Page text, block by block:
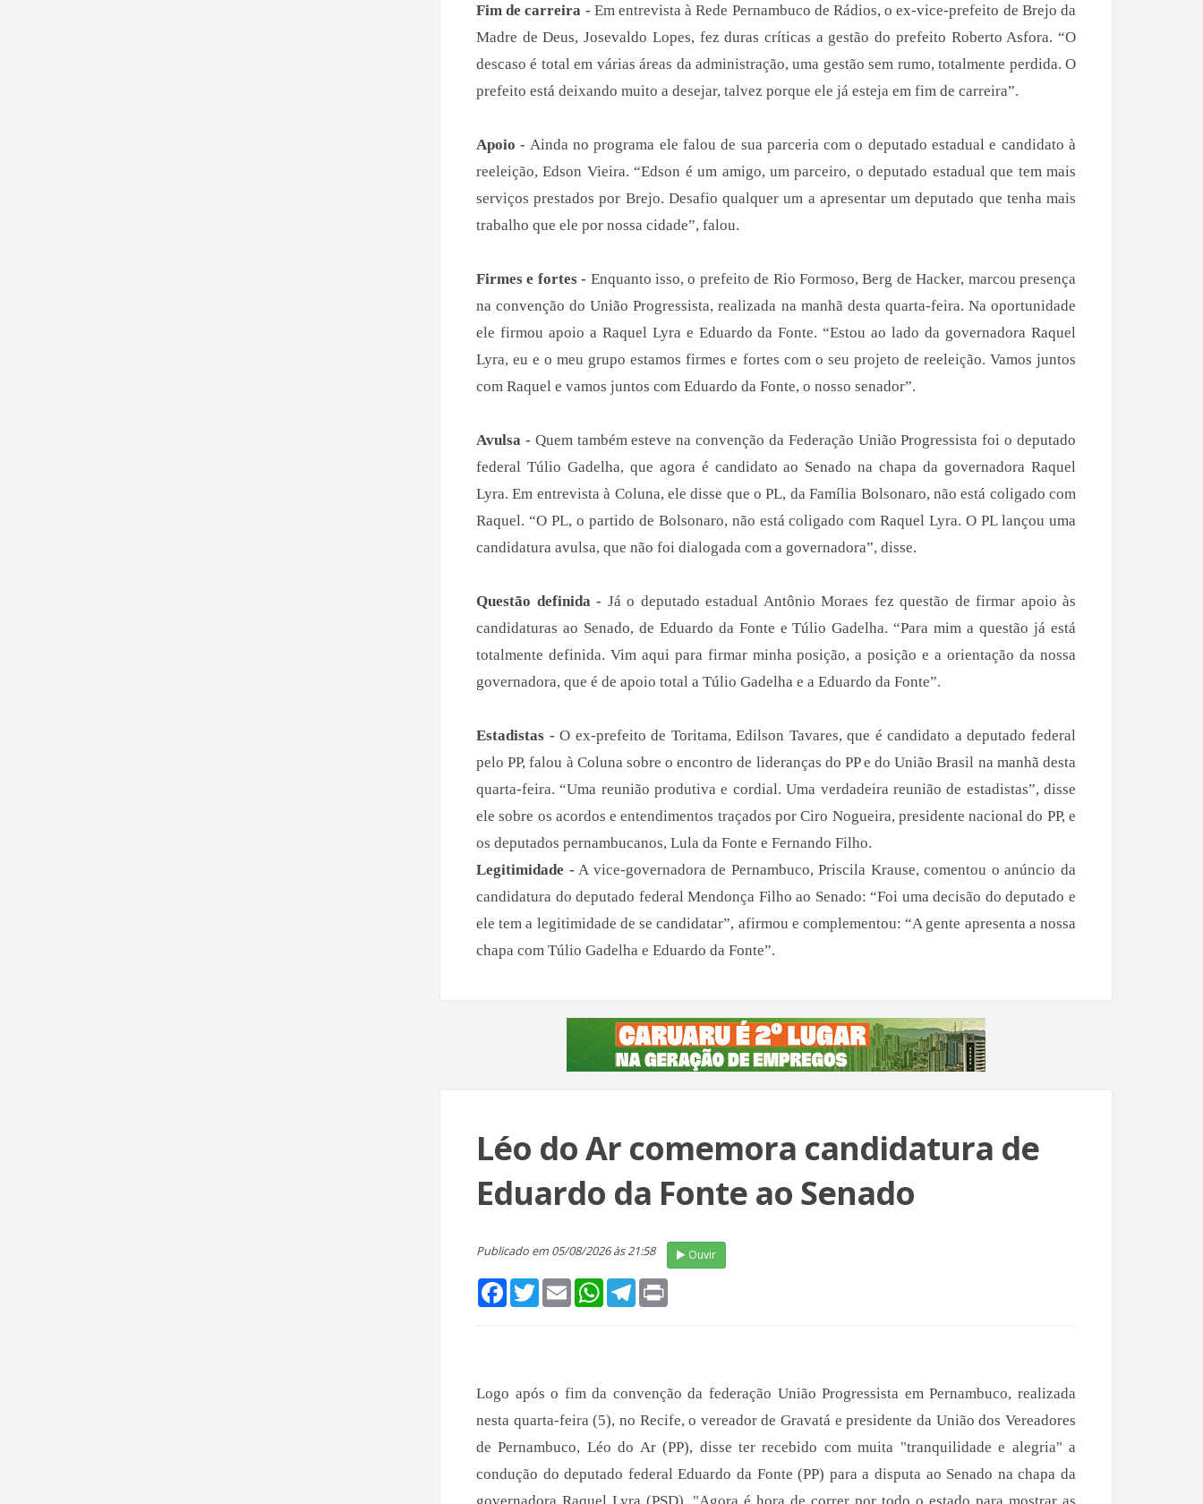
Fim de carreira - Em entrevista à Rede Pernambuco de Rádios, o ex-vice-prefeito de Brejo da
Madre de Deus, Josevaldo Lopes, fez duras críticas a gestão do prefeito Roberto Asfora. “O
descaso é total em várias áreas da administração, uma gestão sem rumo, totalmente perdida. O
prefeito está deixando muito a desejar, talvez porque ele já esteja em fim de carreira”.
Apoio - Ainda no programa ele falou de sua parceria com o deputado estadual e candidato à
reeleição, Edson Vieira. “Edson é um amigo, um parceiro, o deputado estadual que tem mais
serviços prestados por Brejo. Desafio qualquer um a apresentar um deputado que tenha mais
trabalho que ele por nossa cidade”, falou.
Firmes e fortes - Enquanto isso, o prefeito de Rio Formoso, Berg de Hacker, marcou presença
na convenção do União Progressista, realizada na manhã desta quarta-feira. Na oportunidade
ele firmou apoio a Raquel Lyra e Eduardo da Fonte. “Estou ao lado da governadora Raquel
Lyra, eu e o meu grupo estamos firmes e fortes com o seu projeto de reeleição. Vamos juntos
com Raquel e vamos juntos com Eduardo da Fonte, o nosso senador”.
Avulsa - Quem também esteve na convenção da Federação União Progressista foi o deputado
federal Túlio Gadelha, que agora é candidato ao Senado na chapa da governadora Raquel
Lyra. Em entrevista à Coluna, ele disse que o PL, da Família Bolsonaro, não está coligado com
Raquel. “O PL, o partido de Bolsonaro, não está coligado com Raquel Lyra. O PL lançou uma
candidatura avulsa, que não foi dialogada com a governadora”, disse.
Questão definida - Já o deputado estadual Antônio Moraes fez questão de firmar apoio às
candidaturas ao Senado, de Eduardo da Fonte e Túlio Gadelha. “Para mim a questão já está
totalmente definida. Vim aqui para firmar minha posição, a posição e a orientação da nossa
governadora, que é de apoio total a Túlio Gadelha e a Eduardo da Fonte”.
Estadistas -O ex-prefeito de Toritama, Edilson Tavares, que é candidato a deputado federal
pelo PP, falou à Coluna sobre o encontro de lideranças do PP e do União Brasil na manhã desta
quarta-feira. “Uma reunião produtiva e cordial. Uma verdadeira reunião de estadistas”, disse
ele sobre os acordos e entendimentos traçados por Ciro Nogueira, presidente nacional do PP, e
os deputados pernambucanos, Lula da Fonte e Fernando Filho.
Legitimidade - A vice-governadora de Pernambuco, Priscila Krause, comentou o anúncio da
candidatura do deputado federal Mendonça Filho ao Senado: “Foi uma decisão do deputado e
ele tem a legitimidade de se candidatar”, afirmou e complementou: “A gente apresenta a nossa
chapa com Túlio Gadelha e Eduardo da Fonte”.
Léo do Ar comemora candidatura de
Eduardo da Fonte ao Senado
Publicado em 05/08/2026 às 21:58 Ouvir
FacebookTwitterEmail WhatsApp
Telegram
Logo após o fim da convenção da federação União Progressista em Pernambuco, realizada
nesta quarta-feira (5), no Recife, o vereador de Gravatá e presidente da União dos Vereadores
de Pernambuco, Léo do Ar (PP), disse ter recebido com muita "tranquilidade e alegria" a
condução do deputado federal Eduardo da Fonte (PP) para a disputa ao Senado na chapa da